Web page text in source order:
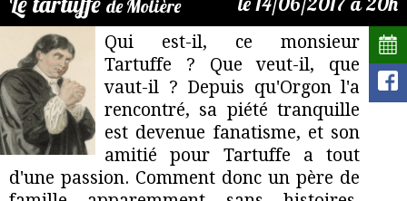
de Molière
Qui est-il, ce monsieur
Tartuffe ? Que veut-il, que
vaut-il ? Depuis qu'Orgon l'a
rencontré, sa piété tranquille
est devenue fanatisme, et son
amitié pour Tartuffe a tout
d'une passion. Comment donc un père de